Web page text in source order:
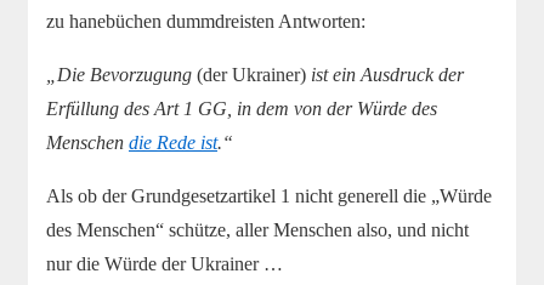
zu hanebüchen dummdreisten Antworten:
„Die Bevorzugung (der Ukrainer) ist ein Ausdruck der
Erfüllung des Art 1 GG, in dem von der Würde des
Menschen die Rede ist.“
Als ob der Grundgesetzartikel 1 nicht generell die „Würde
des Menschen“ schütze, aller Menschen also, und nicht
nur die Würde der Ukrainer …